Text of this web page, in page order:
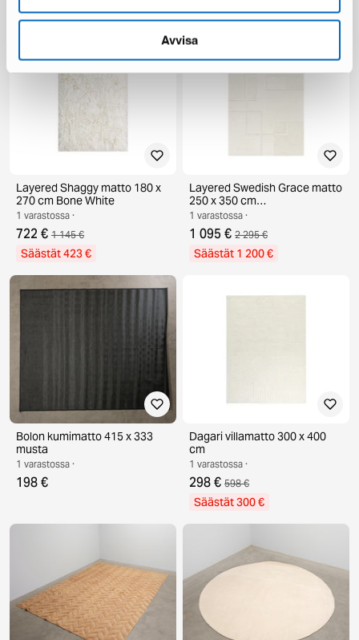
Avvisa
Layered Shaggy matto 180 x
270 cm Bone White
1 varastossa ·
722 € 1 145 €
Säästät 423 €
Layered Swedish Grace matto
250 x 350 cm
luonnonvalkoinen
1 varastossa ·
1 095 € 2 295 €
Säästät 1 200 €
Bolon kumimatto 415 x 333
musta
1 varastossa ·
198 €
Dagari villamatto 300 x 400
cm
1 varastossa ·
298 € 598 €
Säästät 300 €